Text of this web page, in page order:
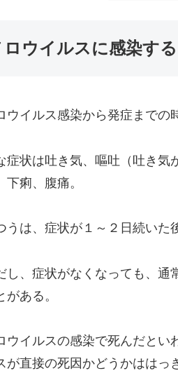
ロウイルスに感染す
イルス感染から発症までの
状は吐き気、嘔吐（吐き気
下痢、腹痛。
は、症状が１～２日続いた
、症状がなくなっても、通
がある。
イルスの感染で死んだとい
が直接の死因かどうかははっ